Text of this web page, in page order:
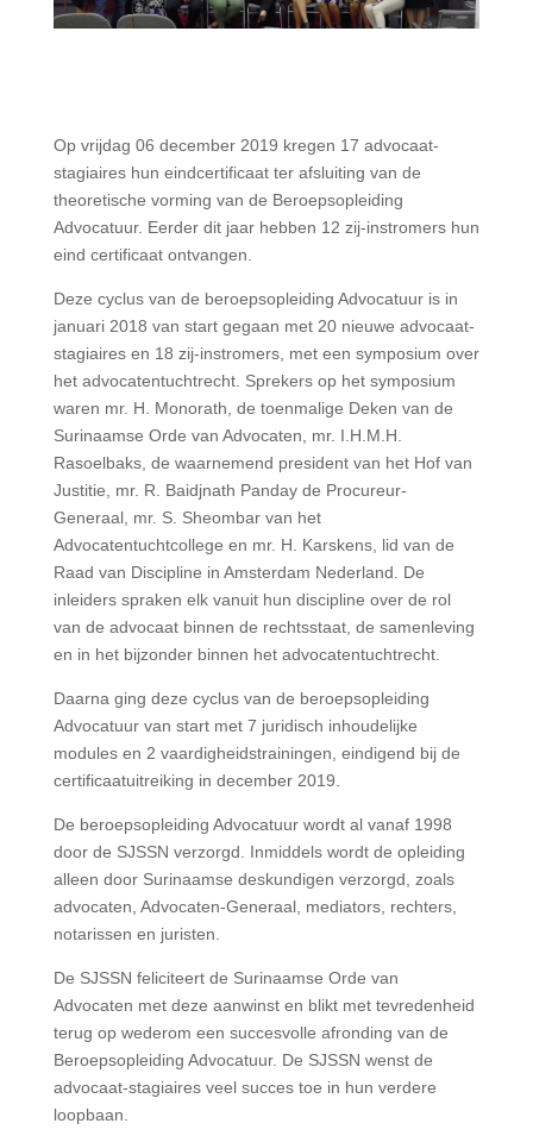
Op vrijdag 06 december 2019 kregen 17 advocaat-
stagiaires hun eindcertificaat ter afsluiting van de
theoretische vorming van de Beroepsopleiding
Advocatuur. Eerder dit jaar hebben 12 zij-instromers hun
eind certificaat ontvangen.
Deze cyclus van de beroepsopleiding Advocatuur is in
januari 2018 van start gegaan met 20 nieuwe advocaat-
stagiaires en 18 zij-instromers, met een symposium over
het advocatentuchtrecht. Sprekers op het symposium
waren mr. H. Monorath, de toenmalige Deken van de
Surinaamse Orde van Advocaten, mr. I.H.M.H.
Rasoelbaks, de waarnemend president van het Hof van
Justitie, mr. R. Baidjnath Panday de Procureur-
Generaal, mr. S. Sheombar van het
Advocatentuchtcollege en mr. H. Karskens, lid van de
Raad van Discipline in Amsterdam Nederland. De
inleiders spraken elk vanuit hun discipline over de rol
van de advocaat binnen de rechtsstaat, de samenleving
en in het bijzonder binnen het advocatentuchtrecht.
Daarna ging deze cyclus van de beroepsopleiding
Advocatuur van start met 7 juridisch inhoudelijke
modules en 2 vaardigheidstrainingen, eindigend bij de
certificaatuitreiking in december 2019.
De beroepsopleiding Advocatuur wordt al vanaf 1998
door de SJSSN verzorgd. Inmiddels wordt de opleiding
alleen door Surinaamse deskundigen verzorgd, zoals
advocaten, Advocaten-Generaal, mediators, rechters,
notarissen en juristen.
De SJSSN feliciteert de Surinaamse Orde van
Advocaten met deze aanwinst en blikt met tevredenheid
terug op wederom een succesvolle afronding van de
Beroepsopleiding Advocatuur. De SJSSN wenst de
advocaat-stagiaires veel succes toe in hun verdere
loopbaan.